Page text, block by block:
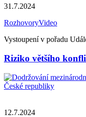
31.7.2024
RozhovoryVideo
Vystoupení v pořadu
Riziko většího
12.7.2024